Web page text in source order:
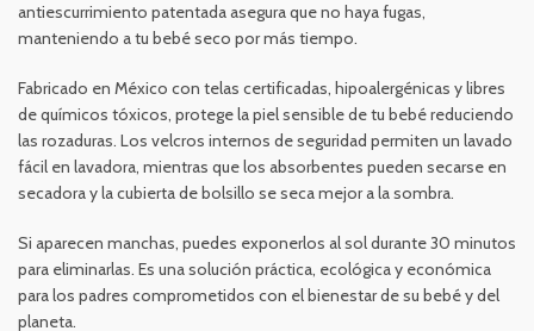
antiescurrimiento patentada asegura que no haya fugas,
manteniendo a tu bebé seco por más tiempo.
Fabricado en México con telas certificadas, hipoalergénicas y libres
de químicos tóxicos, protege la piel sensible de tu bebé reduciendo
las rozaduras. Los velcros internos de seguridad permiten un lavado
fácil en lavadora, mientras que los absorbentes pueden secarse en
secadora y la cubierta de bolsillo se seca mejor a la sombra.
Si aparecen manchas, puedes exponerlos al sol durante 30 minutos
para eliminarlas. Es una solución práctica, ecológica y económica
para los padres comprometidos con el bienestar de su bebé y del
planeta.